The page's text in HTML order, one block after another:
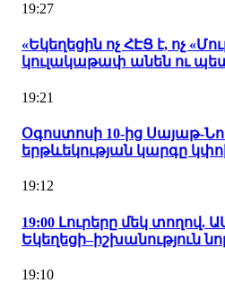
19:27
«Եկեղեցին ոչ ՀԷՑ է, ոչ
կուլակաթափ անեն ու
19:21
Օգոստոսի 10-ից Սայաթ-
երթևեկության կարգը
19:12
19:00 Լուրերը մեկ տողով.
Եկեղեցի–իշխանություն
19:10